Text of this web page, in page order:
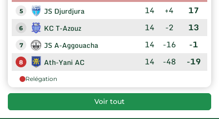
5 JS Djurdjura 14 +4 17
6 KC T-Azouz 14 -2 13
7 JS A-Aggouacha 14 -16 -1
8 Ath-Yani AC 14 -48 -19
Relégation
Voir tout